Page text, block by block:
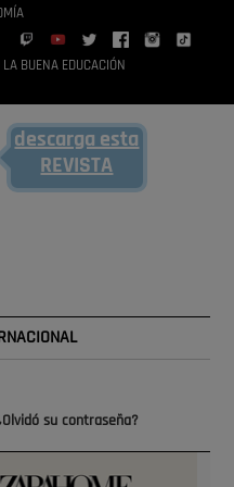
LA BUENA EDUCACIÓN
descarga esta
REVISTA
su contraseña?